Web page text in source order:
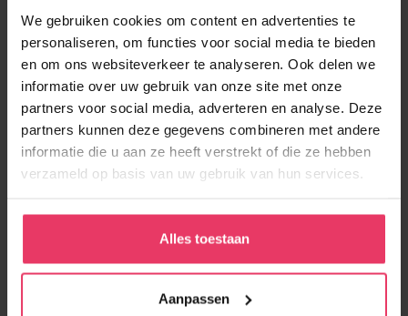
We gebruiken cookies om content en advertenties te
personaliseren, om functies voor social media te bieden
en om ons websiteverkeer te analyseren. Ook delen we
informatie over uw gebruik van onze site met onze
partners voor social media, adverteren en analyse. Deze
partners kunnen deze gegevens combineren met andere
informatie die u aan ze heeft verstrekt of die ze hebben
verzameld op basis van uw gebruik van hun services.
Alles toestaan
Aanpassen
Terreinmedewerker Metaalrecycling |
Heftruckchauffeur / Kraanmachinist
Gemert Fulltime 3200 – 3500
Werving & Selectie
Tijdelijke Evenementenmedewerker |
Op- en afbouw van feesten &
evenementen
24 – 40 uur 2800 – 3000